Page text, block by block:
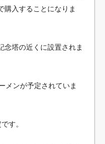
購入することになりま
念塔の近くに設置されま
メンが予定されていま
す。